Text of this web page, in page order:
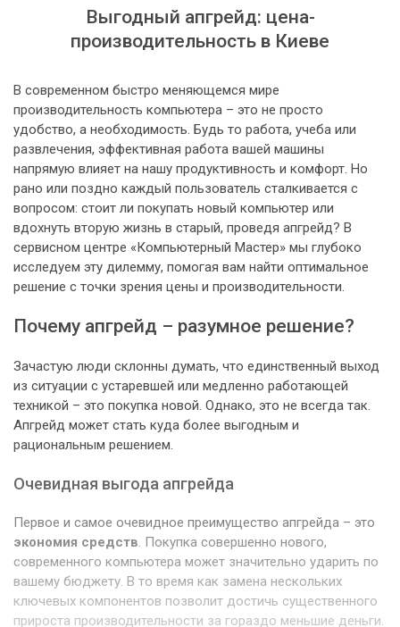
Выгодный апгрейд: цена-
производительность в Киеве
В современном быстро меняющемся мире
производительность компьютера – это не просто
удобство, а необходимость. Будь то работа, учеба или
развлечения, эффективная работа вашей машины
напрямую влияет на нашу продуктивность и комфорт. Но
рано или поздно каждый пользователь сталкивается с
вопросом: стоит ли покупать новый компьютер или
вдохнуть вторую жизнь в старый, проведя апгрейд? В
сервисном центре «Компьютерный Мастер» мы глубоко
исследуем эту дилемму, помогая вам найти оптимальное
решение с точки зрения цены и производительности.
Почему апгрейд – разумное решение?
Зачастую люди склонны думать, что единственный выход
из ситуации с устаревшей или медленно работающей
техникой – это покупка новой. Однако, это не всегда так.
Апгрейд может стать куда более выгодным и
рациональным решением.
Очевидная выгода апгрейда
Первое и самое очевидное преимущество апгрейда – это
экономия средств. Покупка совершенно нового,
современного компьютера может значительно ударить по
вашему бюджету. В то время как замена нескольких
ключевых компонентов позволит достичь существенного
прироста производительности за гораздо меньшие деньги.